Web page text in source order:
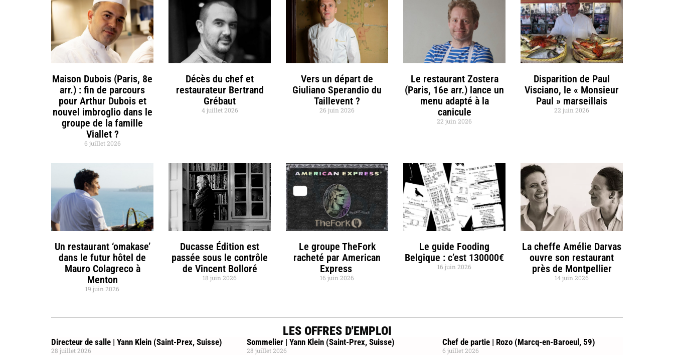
Maison Dubois (Paris, 8e
arr.) : fin de parcours
pour Arthur Dubois et
nouvel imbroglio dans le
groupe de la famille
Viallet ?
6 juillet 2026
Décès du chef et
restaurateur Bertrand
Grébaut
4 juillet 2026
Vers un départ de
Giuliano Sperandio du
Taillevent ?
26 juin 2026
Le restaurant Zostera
(Paris, 16e arr.) lance un
menu adapté à la
canicule
22 juin 2026
Disparition de Paul
Visciano, le « Monsieur
Paul » marseillais
22 juin 2026
Un restaurant ‘omakase’
dans le futur hôtel de
Mauro Colagreco à
Menton
19 juin 2026
Ducasse Édition est
passée sous le contrôle
de Vincent Bolloré
18 juin 2026
Le groupe TheFork
racheté par American
Express
16 juin 2026
Le guide Fooding
Belgique : c’est 130000€
16 juin 2026
La cheffe Amélie Darvas
ouvre son restaurant
près de Montpellier
14 juin 2026
LES OFFRES D'EMPLOI
Directeur de salle | Yann Klein (Saint-Prex, Suisse)
28 juillet 2026
Sommelier | Yann Klein (Saint-Prex, Suisse)
28 juillet 2026
Chef de partie | Rozo (Marcq-en-Baroeul, 59)
6 juillet 2026